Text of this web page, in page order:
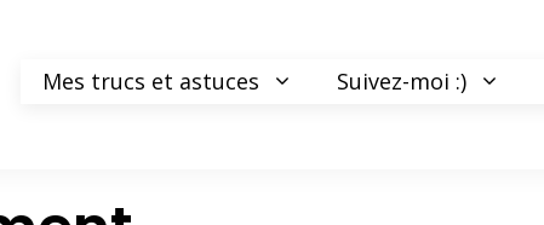
Mes trucs et astuces Suivez-moi :)